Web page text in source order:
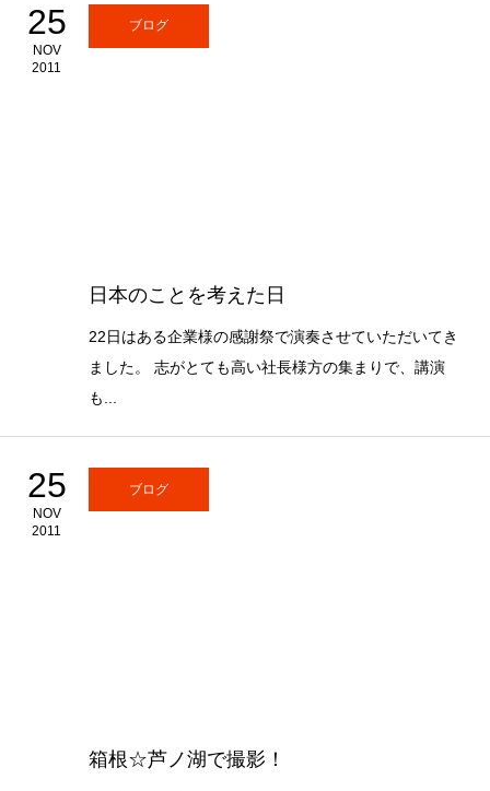
25
NOV
2011
ブログ
日本のことを考えた日
22日はある企業様の感謝祭で演奏させていただいてき
ました。 志がとても高い社長様方の集まりで、講演
も...
25
NOV
2011
ブログ
箱根☆芦ノ湖で撮影！